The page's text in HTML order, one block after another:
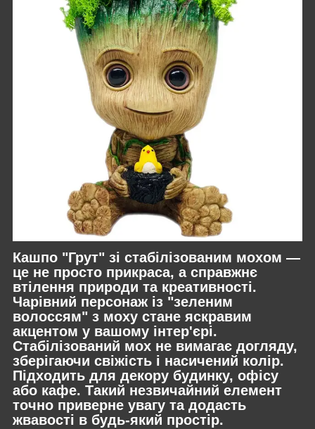
Кашпо "Грут" зі стабілізованим мохом —
це не просто прикраса, а справжнє
втілення природи та креативності.
Чарівний персонаж із "зеленим
волоссям" з моху стане яскравим
акцентом у вашому інтер'єрі.
Стабілізований мох не вимагає догляду,
зберігаючи свіжість і насичений колір.
Підходить для декору будинку, офісу
або кафе. Такий незвичайний елемент
точно приверне увагу та додасть
жвавості в будь-який простір.